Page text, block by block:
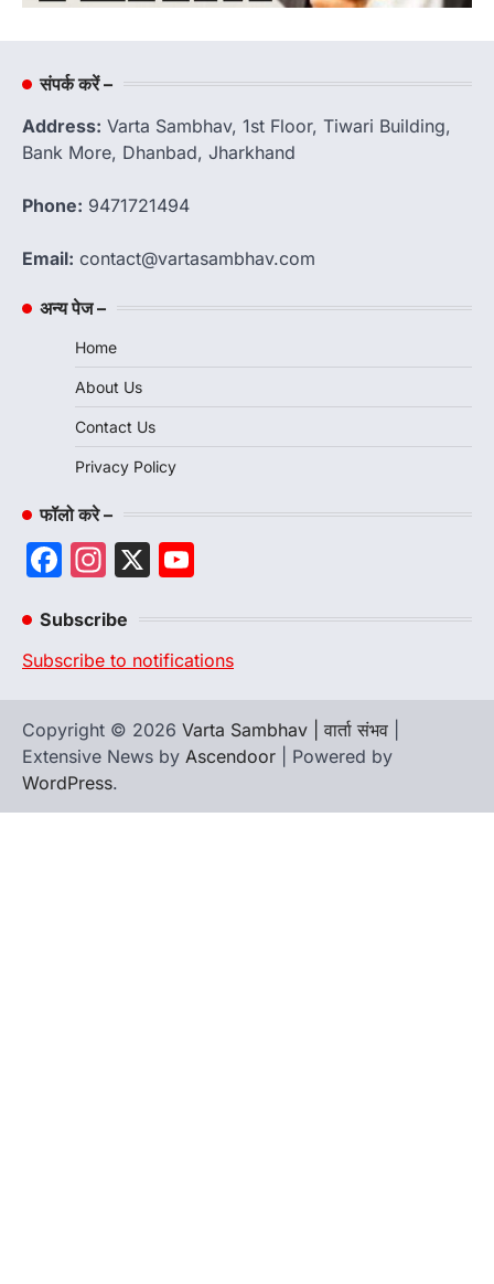
संपर्क करें –
Address: Varta Sambhav, 1st Floor, Tiwari Building,
Bank More, Dhanbad, Jharkhand
Phone: 9471721494
Email: contact@vartasambhav.com
अन्य पेज –
Home
About Us
Contact Us
Privacy Policy
फॉलो करे –
Facebook
Instagram
X
Subscribe
Subscribe to notifications
Copyright © 2026 Varta Sambhav | वार्ता संभव
Extensive News by Ascendoor | Powered by
WordPress.